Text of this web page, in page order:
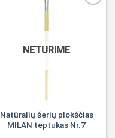
NETURIME
Natūralių šerių plokščias
MILAN teptukas Nr.7